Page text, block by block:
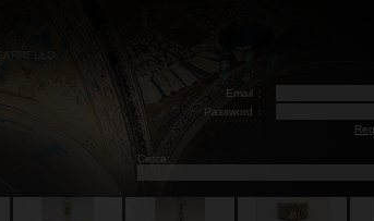
Email :
Password
:
Cerca: